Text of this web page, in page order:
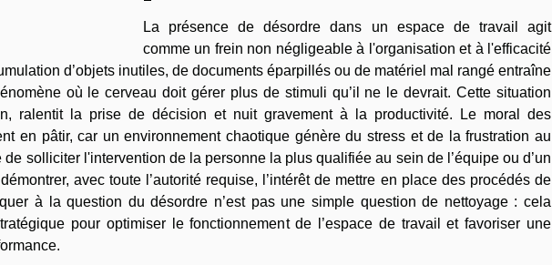
La présence de désordre dans un espace de travail agit
comme un frein non négligeable à l'organisation et à l'efficacité
d’objets inutiles, de documents éparpillés ou de matériel mal rangé entraîne
où le cerveau doit gérer plus de stimuli qu’il ne le devrait. Cette situation
ralentit la prise de décision et nuit gravement à la productivité. Le moral des
en pâtir, car un environnement chaotique génère du stress et de la frustration au
solliciter l'intervention de la personne la plus qualifiée au sein de l’équipe ou d’un
avec toute l’autorité requise, l’intérêt de mettre en place des procédés de
à la question du désordre n’est pas une simple question de nettoyage : cela
pour optimiser le fonctionnement de l’espace de travail et favoriser une